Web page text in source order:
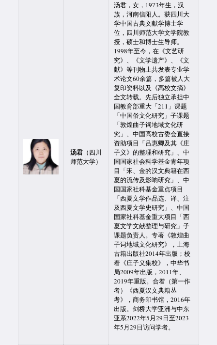
汤君 （四川
师范大学）
汤君，女，1973年生，汉
族，河南信阳人。获四川大
学中国古典文献学博士学
位，四川师范大学文学院教
授，硕士和博士生导师。
1998年至今，在《文艺研
究》、《文学遗产》、《文
献》等刊物上共发表专业学
术论文60余篇，多篇被人大
复印资料以及《高校文摘》
全文转载。先后独立承担中
国教育部重大「211」课题
「中国俗文化研究」子课题
「敦煌曲子词地域文化研
究」、中国高校古委会直接
资助项目「吕惠卿及其《庄
子义》的整理和研究」、中
国国家社会科学基金青年项
目「宋、金的汉文典籍在西
夏的流传及影响研究」、中
国国家社科基金重点项目
「西夏文学作品选、译、注
及西夏文学史研究」、中国
国家社科基金重大项目「西
夏文学文献整理与研究」子
课题负责人。专著《敦煌曲
子词地域文化研究》，上海
古籍出版社2014年出版；校
着《庄子义集校》，中华书
局2009年出版，2011年、
2019年重版。合着（第一作
者）《西夏汉文典籍丛
考》，商务印书馆，2016年
出版。剑桥大学亚洲与中东
亚系2022年5月29日至2023
年5月29日访问学者。